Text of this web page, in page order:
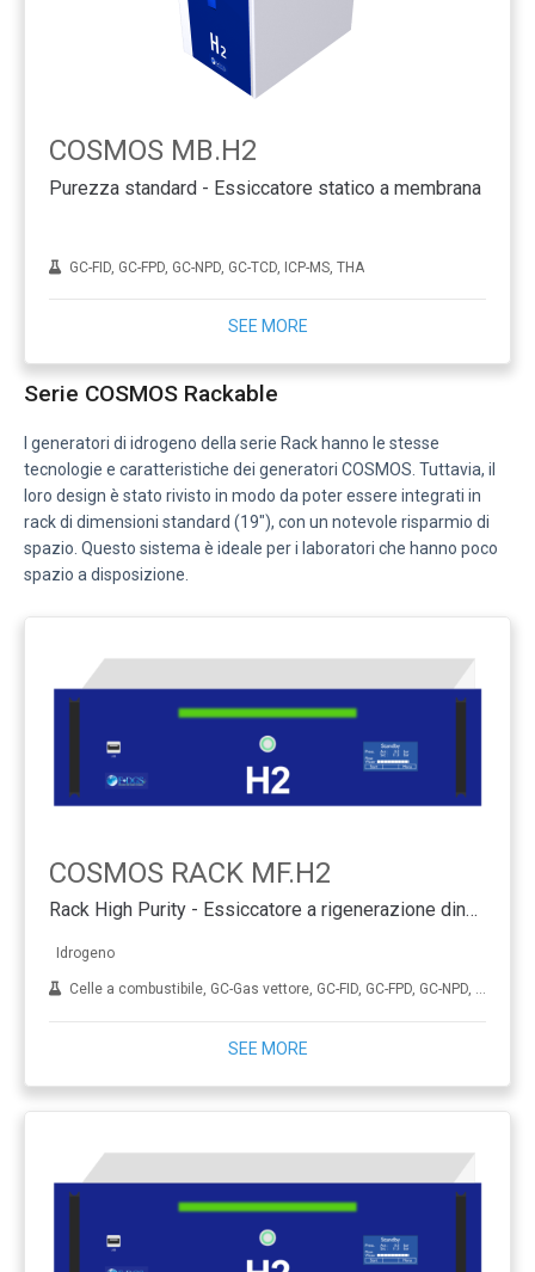
COSMOS MB.H2
Purezza standard - Essiccatore statico a membrana
GC-FID, GC-FPD, GC-NPD, GC-TCD, ICP-MS, THA
SEE MORE
Serie COSMOS Rackable
I generatori di idrogeno della serie Rack hanno le stesse
tecnologie e caratteristiche dei generatori COSMOS. Tuttavia, il
loro design è stato rivisto in modo da poter essere integrati in
rack di dimensioni standard (19″), con un notevole risparmio di
spazio. Questo sistema è ideale per i laboratori che hanno poco
spazio a disposizione.
COSMOS RACK MF.H2
Rack High Purity - Essiccatore a rigenerazione dinamica
Idrogeno
Celle a combustibile, GC-Gas vettore, GC-FID, GC-FPD, GC-NPD, GC-TCD, Idrogenazione, ICP-MS, Diamante sintetico (CVD), THA
SEE MORE